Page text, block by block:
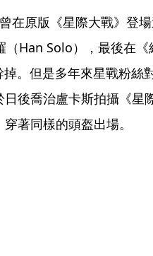
在原版《星際大戰》登
Han Solo），最後在
。但是多年來星戰粉絲
後喬治盧卡斯拍攝《星
著同樣的頭盔出場。